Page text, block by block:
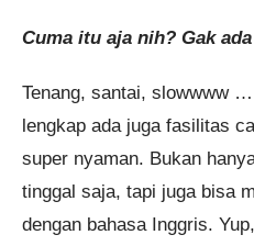
Cuma itu aja nih? Gak
Tenang, santai, slowwww
lengkap ada juga fasilitas
super nyaman. Bukan
tinggal saja, tapi juga bisa
dengan bahasa Inggris.